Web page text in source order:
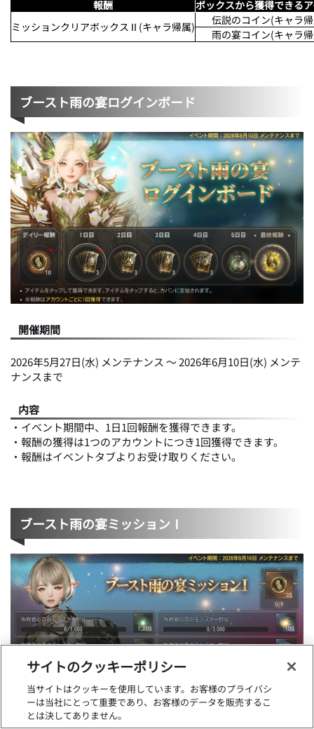
報酬
ボックスから獲得できる
ミッションクリアボックスⅡ(キャラ帰属)
伝説のコイン(キャラ
雨の宴コイン(キャラ
ブースト雨の宴ログインボード
開催期間
2026年5月27日(水) メンテナンス ～ 2026年6月10日(水) メンテ
ナンスまで
内容
・イベント期間中、1日1回報酬を獲得できます。
・報酬の獲得は1つのアカウントにつき1回獲得できます。
・報酬はイベントタブよりお受け取りください。
ブースト雨の宴ミッションⅠ
サイトのクッキーポリシー
当サイトはクッキーを使用しています。お客様のプライバシ
ーは当社にとって重要であり、お客様のデータを販売するこ
とは決してありません。